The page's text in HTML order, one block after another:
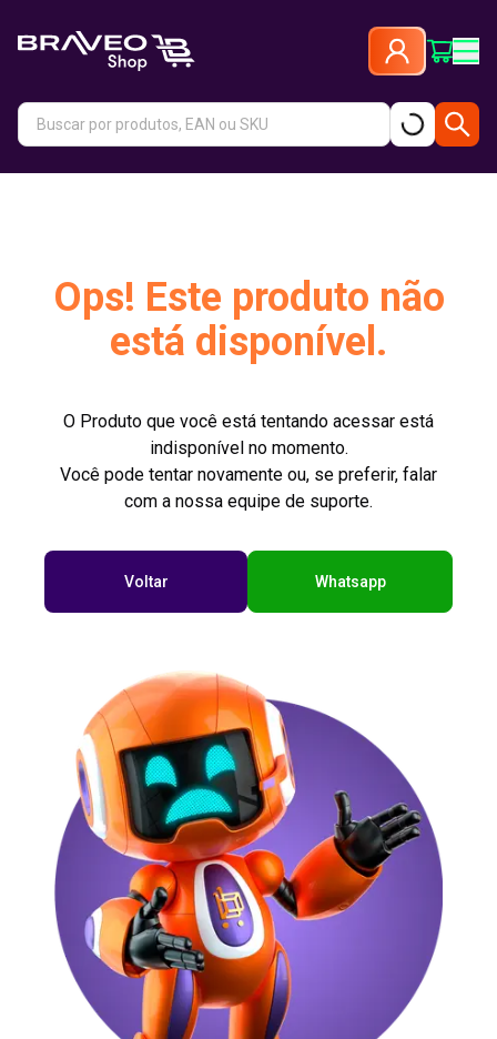
Ops! Este produto não
está disponível.
O Produto que você está tentando acessar está
indisponível no momento.
Você pode tentar novamente ou, se preferir, falar
com a nossa equipe de suporte.
Voltar Whatsapp